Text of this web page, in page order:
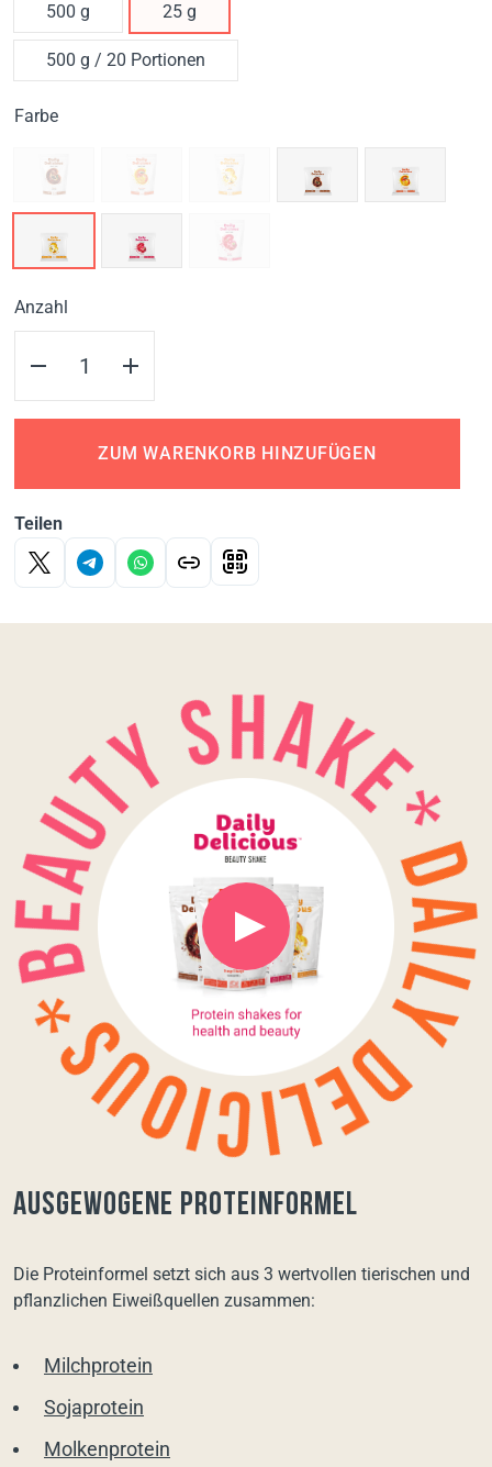
500 g 25 g
500 g / 20 Portionen
Farbe
Anzahl
ZUM WARENKORB HINZUFÜGEN
Teilen
Ausgewogene Proteinformel
Die Proteinformel setzt sich aus 3 wertvollen tierischen und
pflanzlichen Eiweißquellen zusammen:
Milchprotein
Sojaprotein
Molkenprotein